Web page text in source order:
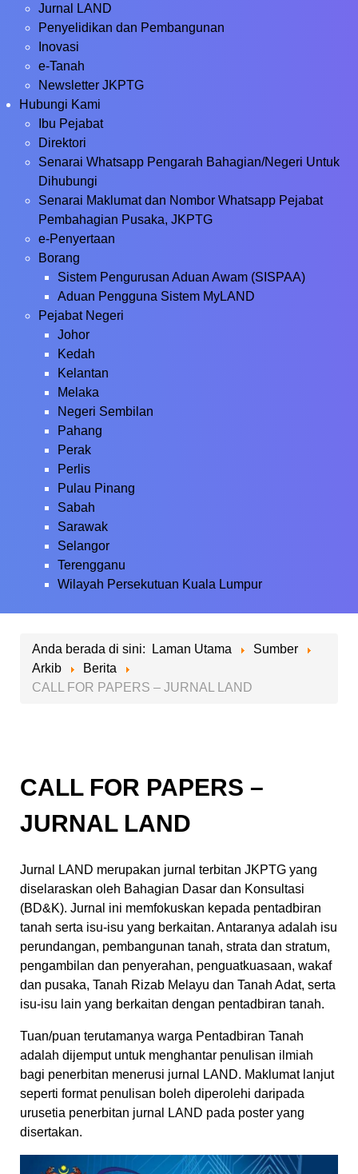
Jurnal LAND
Penyelidikan dan Pembangunan
Inovasi
e-Tanah
Newsletter JKPTG
Hubungi Kami
Ibu Pejabat
Direktori
Senarai Whatsapp Pengarah Bahagian/Negeri Untuk
Dihubungi
Senarai Maklumat dan Nombor Whatsapp Pejabat
Pembahagian Pusaka, JKPTG
e-Penyertaan
Borang
Sistem Pengurusan Aduan Awam (SISPAA)
Aduan Pengguna Sistem MyLAND
Pejabat Negeri
Johor
Kedah
Kelantan
Melaka
Negeri Sembilan
Pahang
Perak
Perlis
Pulau Pinang
Sabah
Sarawak
Selangor
Terengganu
Wilayah Persekutuan Kuala Lumpur
Anda berada di sini: Laman Utama
Sumber
Arkib
Berita
CALL FOR PAPERS – JURNAL LAND
CALL FOR PAPERS –
JURNAL LAND
Jurnal LAND merupakan jurnal terbitan JKPTG yang
diselaraskan oleh Bahagian Dasar dan Konsultasi
(BD&K). Jurnal ini memfokuskan kepada pentadbiran
tanah serta isu-isu yang berkaitan. Antaranya adalah isu
perundangan, pembangunan tanah, strata dan stratum,
pengambilan dan penyerahan, penguatkuasaan, wakaf
dan pusaka, Tanah Rizab Melayu dan Tanah Adat, serta
isu-isu lain yang berkaitan dengan pentadbiran tanah.
Tuan/puan terutamanya warga Pentadbiran Tanah
adalah dijemput untuk menghantar penulisan ilmiah
bagi penerbitan menerusi jurnal LAND. Maklumat lanjut
seperti format penulisan boleh diperolehi daripada
urusetia penerbitan jurnal LAND pada poster yang
disertakan.